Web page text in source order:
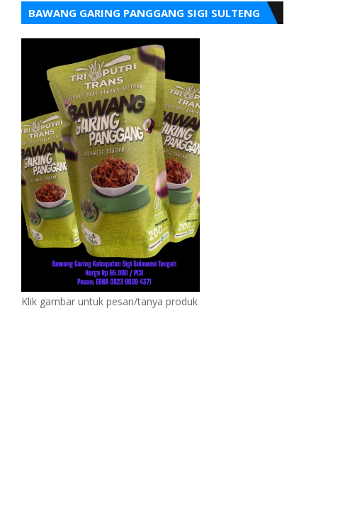
BAWANG GARING PANGGANG SIGI SULTENG
Klik gambar untuk pesan/tanya produk